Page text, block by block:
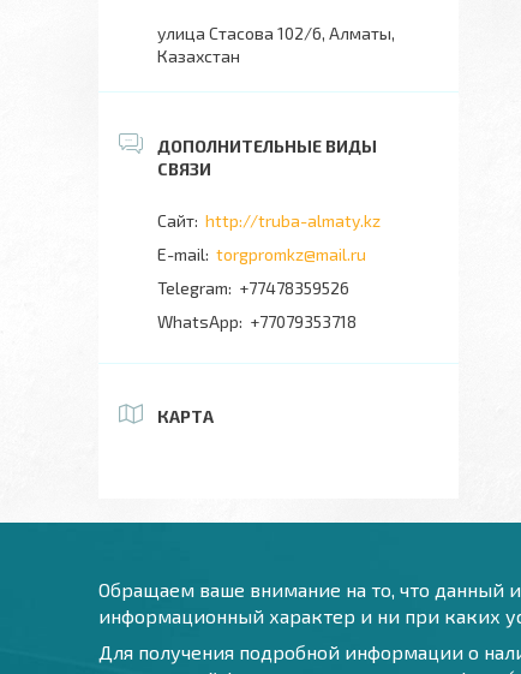
улица Стасова 102/6, Алматы,
Казахстан
http://truba-almaty.kz
torgpromkz@mail.ru
+77478359526
+77079353718
КАРТА
Обращаем ваше внимание на то, что данный
информационный характер и ни при каких
Для получения подробной информации о